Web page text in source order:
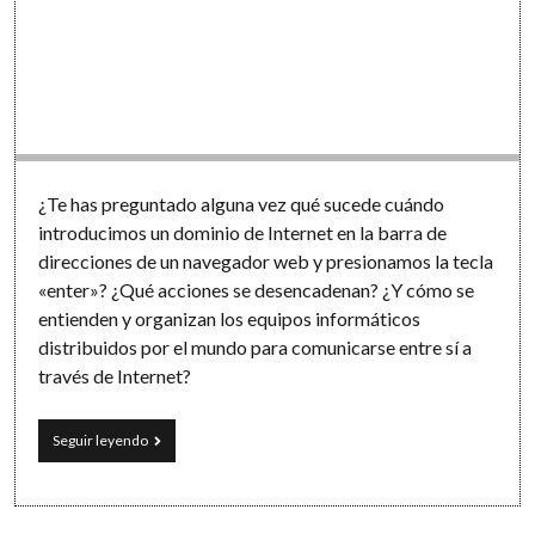
¿Te has preguntado alguna vez qué sucede cuándo
introducimos un dominio de Internet en la barra de
direcciones de un navegador web y presionamos la tecla
«enter»? ¿Qué acciones se desencadenan? ¿Y cómo se
entienden y organizan los equipos informáticos
distribuidos por el mundo para comunicarse entre sí a
través de Internet?
Seguir leyendo¿Cómo
funciona
y